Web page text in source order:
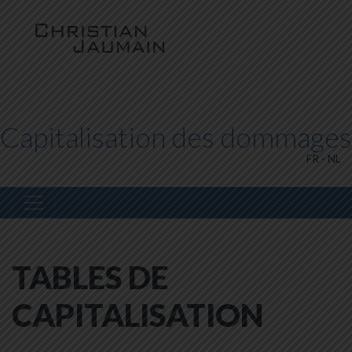
Capitalisation des dommages
FR - NL
TABLES DE
CAPITALISATION